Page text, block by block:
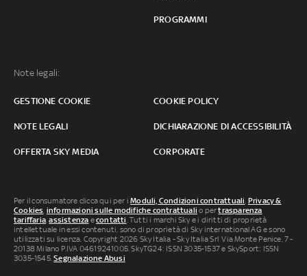
PROGRAMMI
Note legali:
GESTIONE COOKIE COOKIE POLICY
NOTE LEGALI DICHIARAZIONE DI ACCESSIBILITÀ
OFFERTA SKY MEDIA CORPORATE
Per il consumatore clicca qui per iModuli, Condizioni contrattuali Privacy &
Cookies informazioni sulle modifiche contrattuali o pertrasparenza
tariffaria ,assistenza econtatti . Tutti i marchi Sky e i diritti di proprietà
intellettuale in essi contenuti, sono di proprietà di Sky international AG e sono
utilizzati su licenza. Copyright 2026 Sky Italia - Sky Italia Srl Via Monte Penice, 7 -
20138 Milano P.IVA 04619241005. SkyTG24: ISSN 3035-1537 e SkySport: ISSN
3035-1545.Segnalazione Abusi